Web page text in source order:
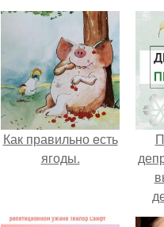
Как правильно eсть
ягоды.